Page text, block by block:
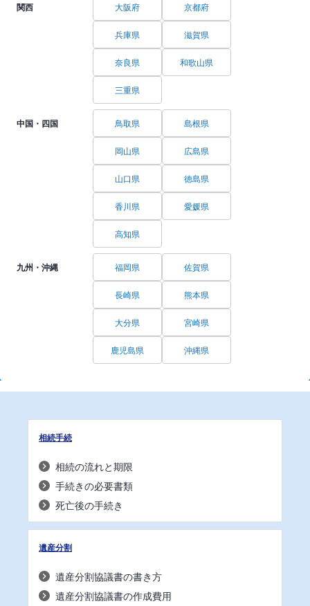
関西 大阪府 京都府
兵庫県 滋賀県
奈良県 和歌山県
三重県
中国・四国 鳥取県 島根県
岡山県 広島県
山口県 徳島県
香川県 愛媛県
高知県
九州・沖縄 福岡県 佐賀県
長崎県 熊本県
大分県 宮崎県
鹿児島県 沖縄県
相続手続
相続の流れと期限
手続きの必要書類
死亡後の手続き
遺産分割
遺産分割協議書の書き方
遺産分割協議書の作成費用